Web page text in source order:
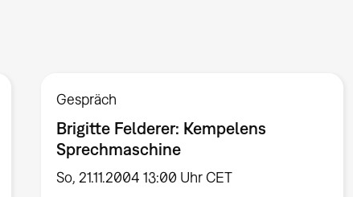
Gespräch
Brigitte Felderer: Kempelens
Sprechmaschine
So, 21.11.2004 13:00 Uhr CET